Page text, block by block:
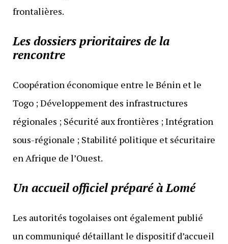
frontalières.
Les dossiers prioritaires de la
rencontre
Coopération économique entre le Bénin et le
Togo ; Développement des infrastructures
régionales ; Sécurité aux frontières ; Intégration
sous-régionale ; Stabilité politique et sécuritaire
en Afrique de l’Ouest.
Un accueil officiel préparé à Lomé
Les autorités togolaises ont également publié
un communiqué détaillant le dispositif d’accueil